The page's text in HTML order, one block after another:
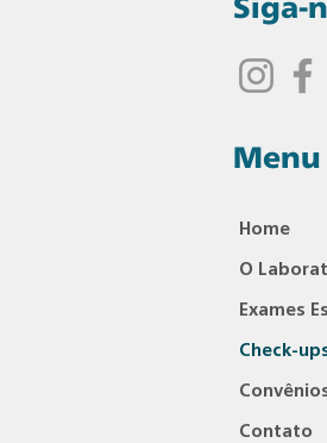
Siga-
Menu
Home
O
Exames
Check-
Contato